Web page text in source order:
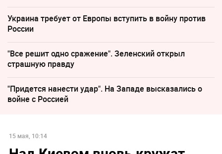
Украина требует от Европы вступить в войну против
России
"Все решит одно сражение". Зеленский открыл
страшную правду
"Придется нанести удар". На Западе высказались о
войне с Россией
15 мая, 10:14